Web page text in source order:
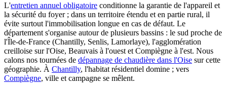
L'entretien annuel obligatoire conditionne la garantie de l'appareil et
la sécurité du foyer ; dans un territoire étendu et en partie rural, il
évite surtout l'immobilisation longue en cas de défaut. Le
département s'organise autour de plusieurs bassins : le sud proche de
l'Île-de-France (Chantilly, Senlis, Lamorlaye), l'agglomération
creilloise sur l'Oise, Beauvais à l'ouest et Compiègne à l'est. Nous
calons nos tournées de dépannage de chaudière dans l'Oise sur cette
géographie. À Chantilly, l'habitat résidentiel domine ; vers
Compiègne, ville et campagne se mêlent.